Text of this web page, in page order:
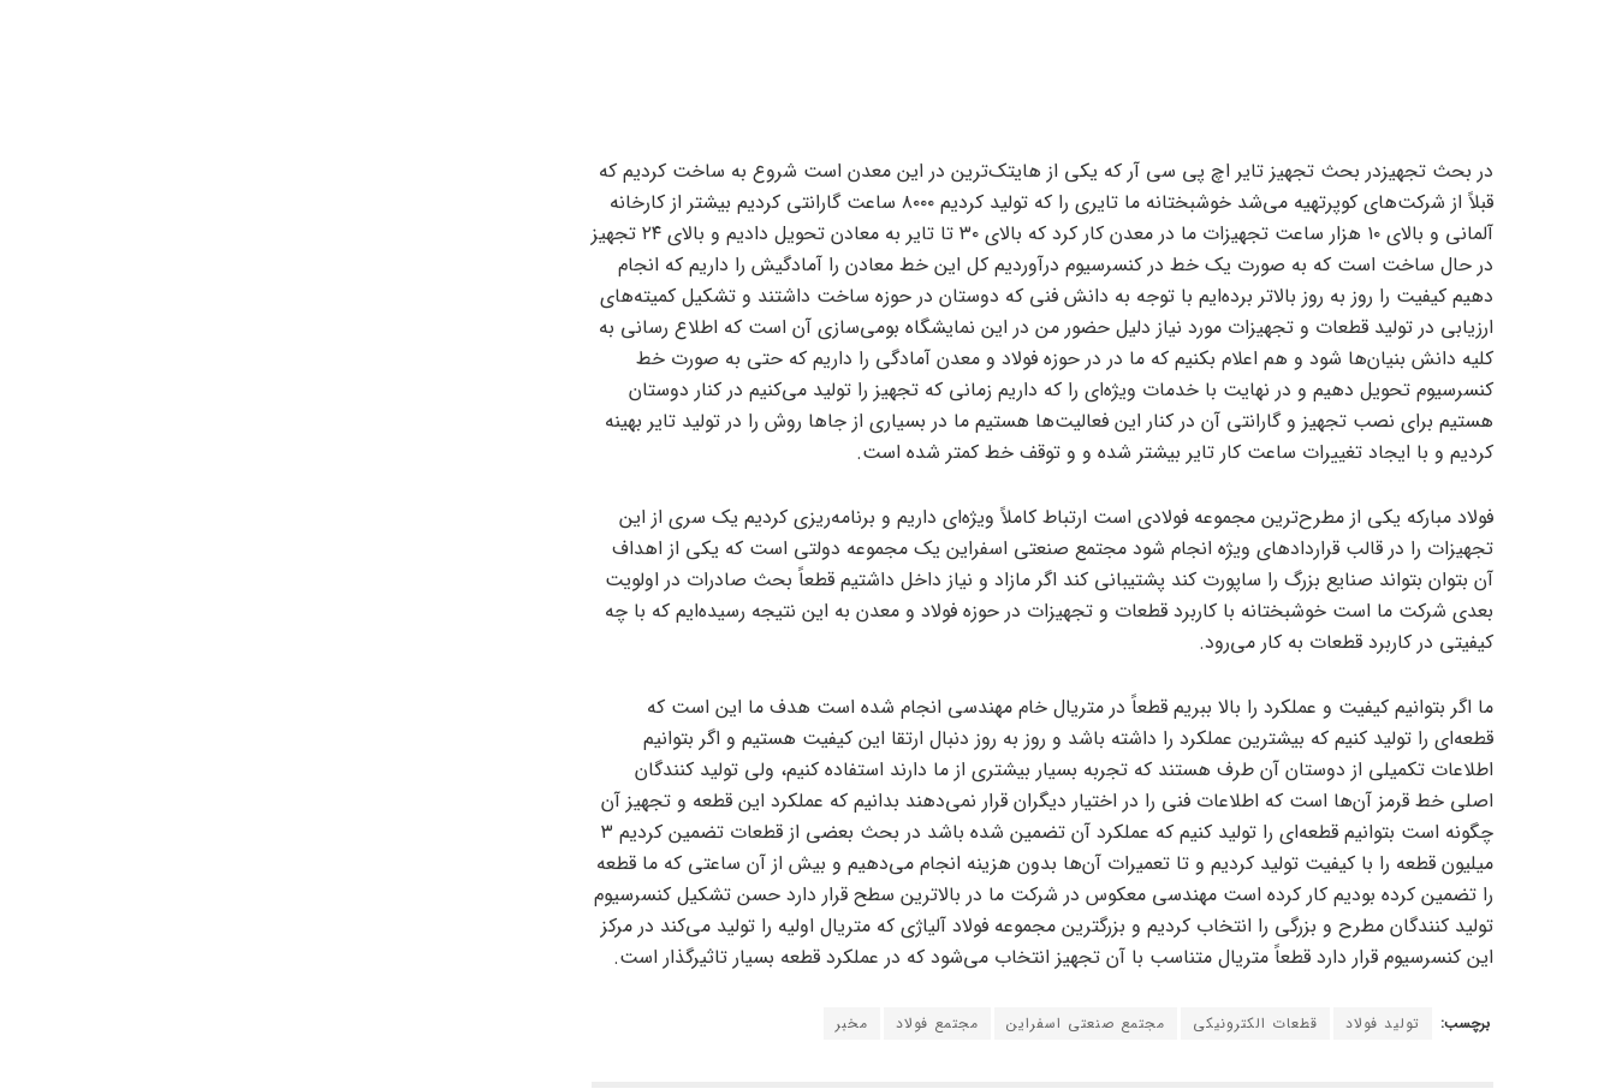
در بحث تجهیزدر بحث تجهیز تایر اچ پی سی آر که یکی از هایتک‌ترین در این معدن است شروع به ساخت کردیم که
قبلاً از شرکت‌های کوپرتهیه می‌شد خوشبختانه ما تایری را که تولید کردیم ۸۰۰۰ ساعت گارانتی کردیم بیشتر از کارخانه
آلمانی و بالای ۱۰ هزار ساعت تجهیزات ما در معدن کار کرد که بالای ۳۰ تا تایر به معادن تحویل دادیم و بالای ۲۴ تجهیز
در حال ساخت است که به صورت یک خط در کنسرسیوم درآوردیم کل این خط معادن را آمادگیش را داریم که انجام
دهیم کیفیت را روز به روز بالاتر برده‌ایم با توجه به دانش فنی که دوستان در حوزه ساخت داشتند و تشکیل کمیته‌های
ارزیابی در تولید قطعات و تجهیزات مورد نیاز دلیل حضور من در این نمایشگاه بومی‌سازی آن است که اطلاع رسانی به
کلیه دانش بنیان‌ها شود و هم اعلام بکنیم که ما در در حوزه فولاد و معدن آمادگی را داریم که حتی به صورت خط
کنسرسیوم تحویل دهیم و در نهایت با خدمات ویژه‌ای را که داریم زمانی که تجهیز را تولید می‌کنیم در کنار دوستان
هستیم برای نصب تجهیز و گارانتی آن در کنار این فعالیت‌ها هستیم ما در بسیاری از جا‌ها روش را در تولید تایر بهینه
کردیم و با ایجاد تغییرات ساعت کار تایر بیشتر شده و و توقف خط کمتر شده است.
فولاد مبارکه یکی از مطرح‌ترین مجموعه فولادی است ارتباط کاملاً ویژه‌ای داریم و برنامه‌ریزی کردیم یک سری از این
تجهیزات را در قالب قرارداد‌های ویژه انجام شود مجتمع صنعتی اسفراین یک مجموعه دولتی است که یکی از اهداف
آن بتوان بتواند صنایع بزرگ را ساپورت کند پشتیبانی کند اگر مازاد و نیاز داخل داشتیم قطعاً بحث صادرات در اولویت
بعدی شرکت ما است خوشبختانه با کاربرد قطعات و تجهیزات در حوزه فولاد و معدن به این نتیجه رسیده‌ایم که با چه
کیفیتی در کاربرد قطعات به کار می‌رود.
ما اگر بتوانیم کیفیت و عملکرد را بالا ببریم قطعاً در متریال خام مهندسی انجام شده است هدف ما این است که
قطعه‌ای را تولید کنیم که بیشترین عملکرد را داشته باشد و روز به روز دنبال ارتقا این کیفیت هستیم و اگر بتوانیم
اطلاعات تکمیلی از دوستان آن طرف هستند که تجربه بسیار بیشتری از ما دارند استفاده کنیم، ولی تولید کنندگان
اصلی خط قرمز آن‌ها است که اطلاعات فنی را در اختیار دیگران قرار نمی‌دهند بدانیم که عملکرد این قطعه و تجهیز آن
چگونه است بتوانیم قطعه‌ای را تولید کنیم که عملکرد آن تضمین شده باشد در بحث بعضی از قطعات تضمین کردیم ۳
میلیون قطعه را با کیفیت تولید کردیم و تا تعمیرات آن‌ها بدون هزینه انجام می‌دهیم و بیش از آن ساعتی که ما قطعه
را تضمین کرده بودیم کار کرده است مهندسی معکوس در شرکت ما در بالاترین سطح قرار دارد حسن تشکیل کنسرسیوم
تولید کنندگان مطرح و بزرگی را انتخاب کردیم و بزرگترین مجموعه فولاد آلیاژی که متریال اولیه را تولید می‌کند در مرکز
این کنسرسیوم قرار دارد قطعاً متریال متناسب با آن تجهیز انتخاب می‌شود که در عملکرد قطعه بسیار تاثیرگذار است.
برچسب: تولید فولاد قطعات الکترونیکی مجتمع صنعتی اسفراین مجتمع فولاد مخبر